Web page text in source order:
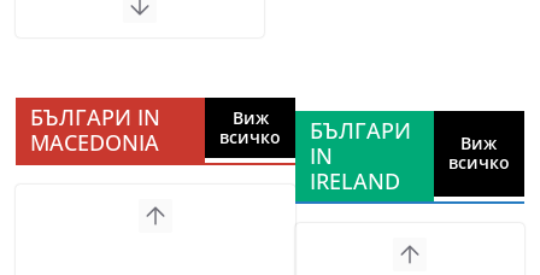
БЪЛГАРИ IN
MACEDONIA
Виж
всичко
БЪЛГАРИ
IN
IRELAND
Виж
всичко